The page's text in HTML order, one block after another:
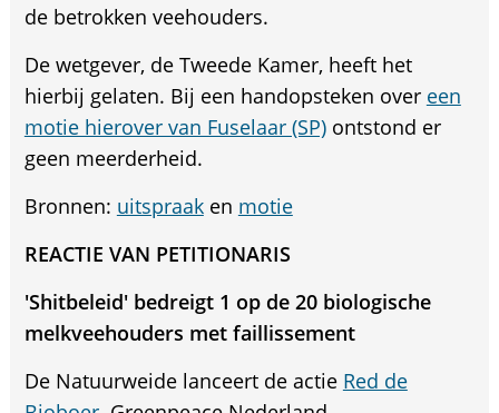
de betrokken veehouders.
De wetgever, de Tweede Kamer, heeft het
hierbij gelaten. Bij een handopsteken over een
motie hierover van Fuselaar (SP)ontstond er
geen meerderheid.
Bronnen: uitspraaken motie
REACTIE VAN PETITIONARIS
'Shitbeleid' bedreigt 1 op de 20 biologische
melkveehouders met faillissement
De Natuurweide lanceert de actie Red de